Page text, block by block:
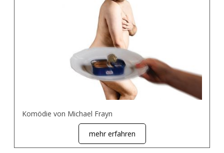
Komödie von Michael Frayn
mehr erfahren